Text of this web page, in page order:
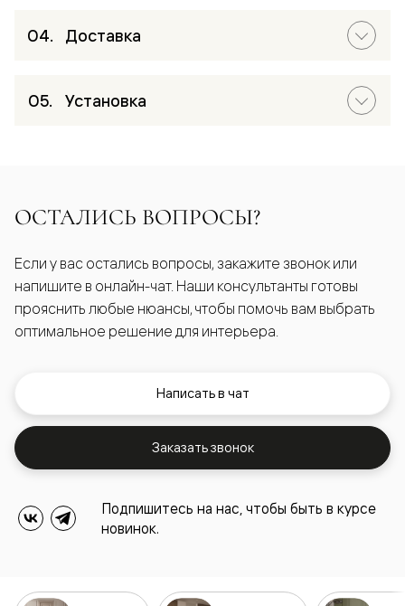
Доставка
Установка
ОСТАЛИСЬ ВОПРОСЫ?
Если у вас остались вопросы, закажите звонок или
напишите в онлайн-чат. Наши консультанты готовы
прояснить любые нюансы, чтобы помочь вам выбрать
оптимальное решение для интерьера.
Написать в чат
Заказать звонок
Подпишитесь на нас, чтобы быть в курсе
новинок.